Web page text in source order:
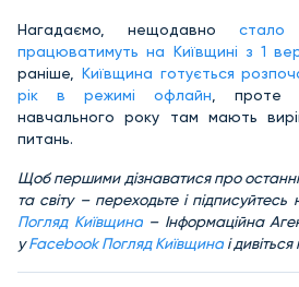
Нагадаємо, нещодавно стало
працюватимуть на Київщині з 1
раніше,
Київщина готується
рік в режимі офлайн , проте
навчального року там мають
питань.
Щоб першими дізнаватися про останні
та світу – переходьте і
Погляд Київщина– Інформаційна
уFacebook Погляд Київщина і